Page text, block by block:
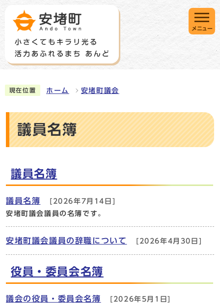
メニュー
現在位置 ホーム 安堵町議会
議員名簿
議員名簿
議員名簿
[2026年7月14日]
安堵町議会議員の名簿です。
安堵町議会議員の辞職について [2026年4月30日]
役員・委員会名簿
議会の役員・委員会名簿 [2026年5月1日]